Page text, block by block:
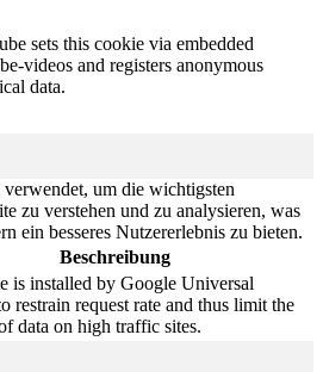
sets this cookie via embedded
videos and registers anonymous
data.
um die wichtigsten
zu verstehen und zu analysieren, was
ein besseres Nutzererlebnis zu bieten.
Beschreibung
is installed by Google Universal
restrain request rate and thus limit the
data on high traffic sites.